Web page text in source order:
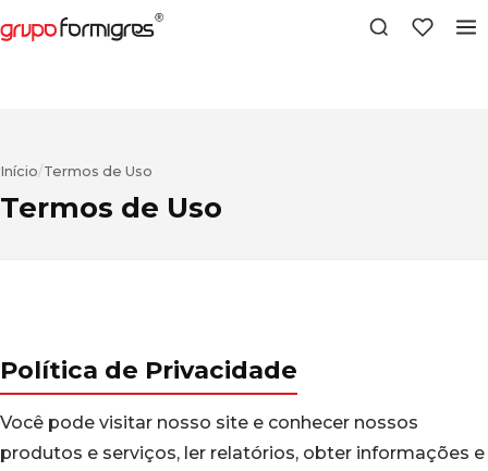
Início/Termos de Uso
Termos de Uso
Política de Privacidade
Você pode visitar nosso site e conhecer nossos
produtos e serviços, ler relatórios, obter informações e